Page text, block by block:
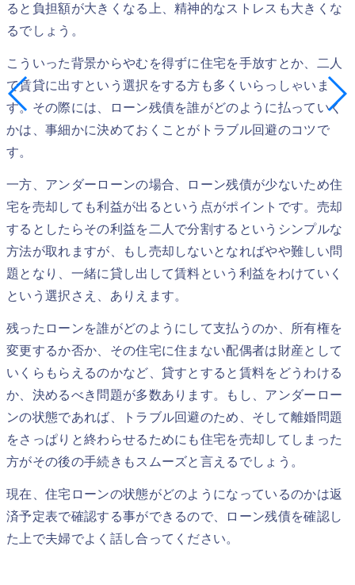
ると負担額が大きくなる上、精神的なストレスも大きくな
るでしょう。
こういった背景からやむを得ずに住宅を手放すとか、二人
で賃貸に出すという選択をする方も多くいらっしゃいま
す。その際には、ローン残債を誰がどのように払っていく
かは、事細かに決めておくことがトラブル回避のコツで
す。
一方、アンダーローンの場合、ローン残債が少ないため住
宅を売却しても利益が出るという点がポイントです。売却
するとしたらその利益を二人で分割するというシンプルな
方法が取れますが、もし売却しないとなればやや難しい問
題となり、一緒に貸し出して賃料という利益をわけていく
という選択さえ、ありえます。
残ったローンを誰がどのようにして支払うのか、所有権を
変更するか否か、その住宅に住まない配偶者は財産として
いくらもらえるのかなど、貸すとすると賃料をどうわける
か、決めるべき問題が多数あります。もし、アンダーロー
ンの状態であれば、トラブル回避のため、そして離婚問題
をさっぱりと終わらせるためにも住宅を売却してしまった
方がその後の手続きもスムーズと言えるでしょう。
現在、住宅ローンの状態がどのようになっているのかは返
済予定表で確認する事ができるので、ローン残債を確認し
た上で夫婦でよく話し合ってください。